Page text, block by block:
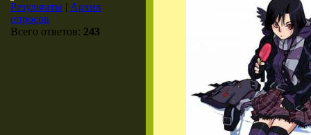
Результаты | Архив
опросов
Всего ответов: 243